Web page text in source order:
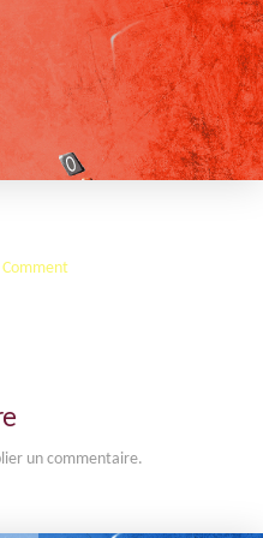
Comment
un commentaire.